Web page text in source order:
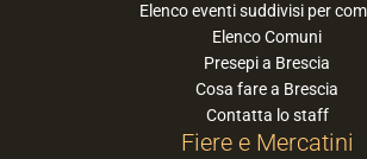
Elenco eventi suddivisi per
Elenco Comuni
Presepi a Brescia
Cosa fare a Brescia
Contatta lo staff
Fiere e Mercatini